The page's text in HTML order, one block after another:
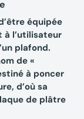
équipée
à l’utilisateur
plafond.
de «
à poncer
d’où sa
de plâtre